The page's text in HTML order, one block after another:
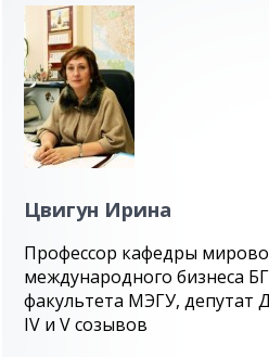
Цвигун Ирина
Профессор кафедры
международного бизнеса
факультета МЭГУ, депутат
IV и V созывов